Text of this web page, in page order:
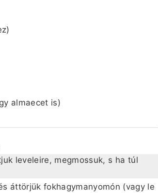
almaecet is)
leveleire, megmossuk, s ha túl
áttörjük fokhagymanyomón (vagy le